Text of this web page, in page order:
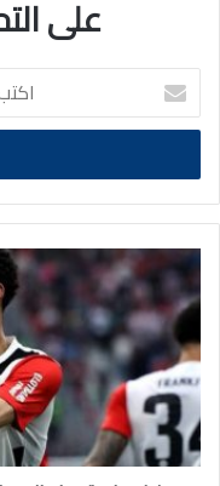
على
اكتب
بريدك
الالكتروني
ليفربول
يتوصل
إلى
«اتفاق
مبدئي»
مع
فرانكفورت
لضم
إيكيتيكي